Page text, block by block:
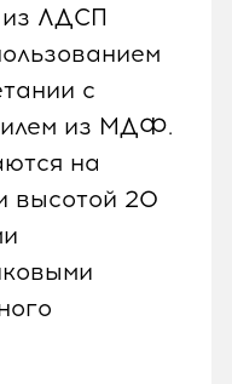
ЛДСП
с
из МДФ.
на
высотой 20